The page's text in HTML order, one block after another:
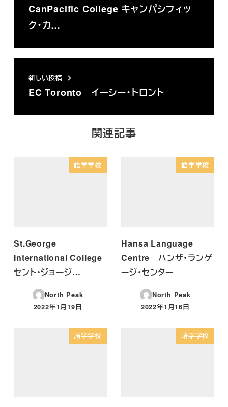
CanPacific College キャンパシフィッ
ク・カ…
新しい投稿
EC Toronto イーシー・トロント
関連記事
語学学校
St.George
International College
セント・ジョージ…
North Peak
投稿日
2022年1月19日
語学学校
Hansa Language
Centre ハンザ・ランゲ
ージ・センター
North Peak
投稿日
2022年1月16日
語学学校 語学学校